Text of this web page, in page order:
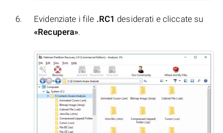
Evidenziate i file .RC1 desiderati e cliccate su
«Recupera».